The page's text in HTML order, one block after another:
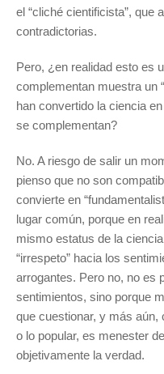
el “cliché cientificista”, que
contradictorias.
Pero, ¿en realidad esto es
complementan muestra un
han convertido la ciencia
se complementan?
No. A riesgo de salir un
pienso que no son
convierte en
lugar común, porque en
mismo estatus de la
“irrespeto” hacia los
arrogantes. Pero no, no es
sentimientos, sino porque
que cuestionar, y más aún,
o lo popular, es menester
objetivamente la verdad.